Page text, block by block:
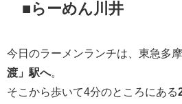
■らーめん川井
今日のラーメンランチは、東急多
渡」駅へ。
そこから歩いて4分のところにある